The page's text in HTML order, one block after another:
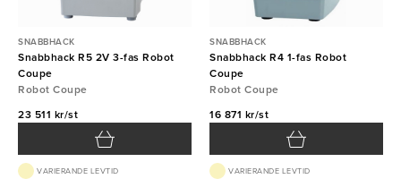
SNABBHACK
Snabbhack R5 2V 3-fas Robot
Coupe
Robot Coupe
23 511 kr/st
VARIERANDE LEVTID
SNABBHACK
Snabbhack R4 1-fas Robot
Coupe
Robot Coupe
16 871 kr/st
VARIERANDE LEVTID